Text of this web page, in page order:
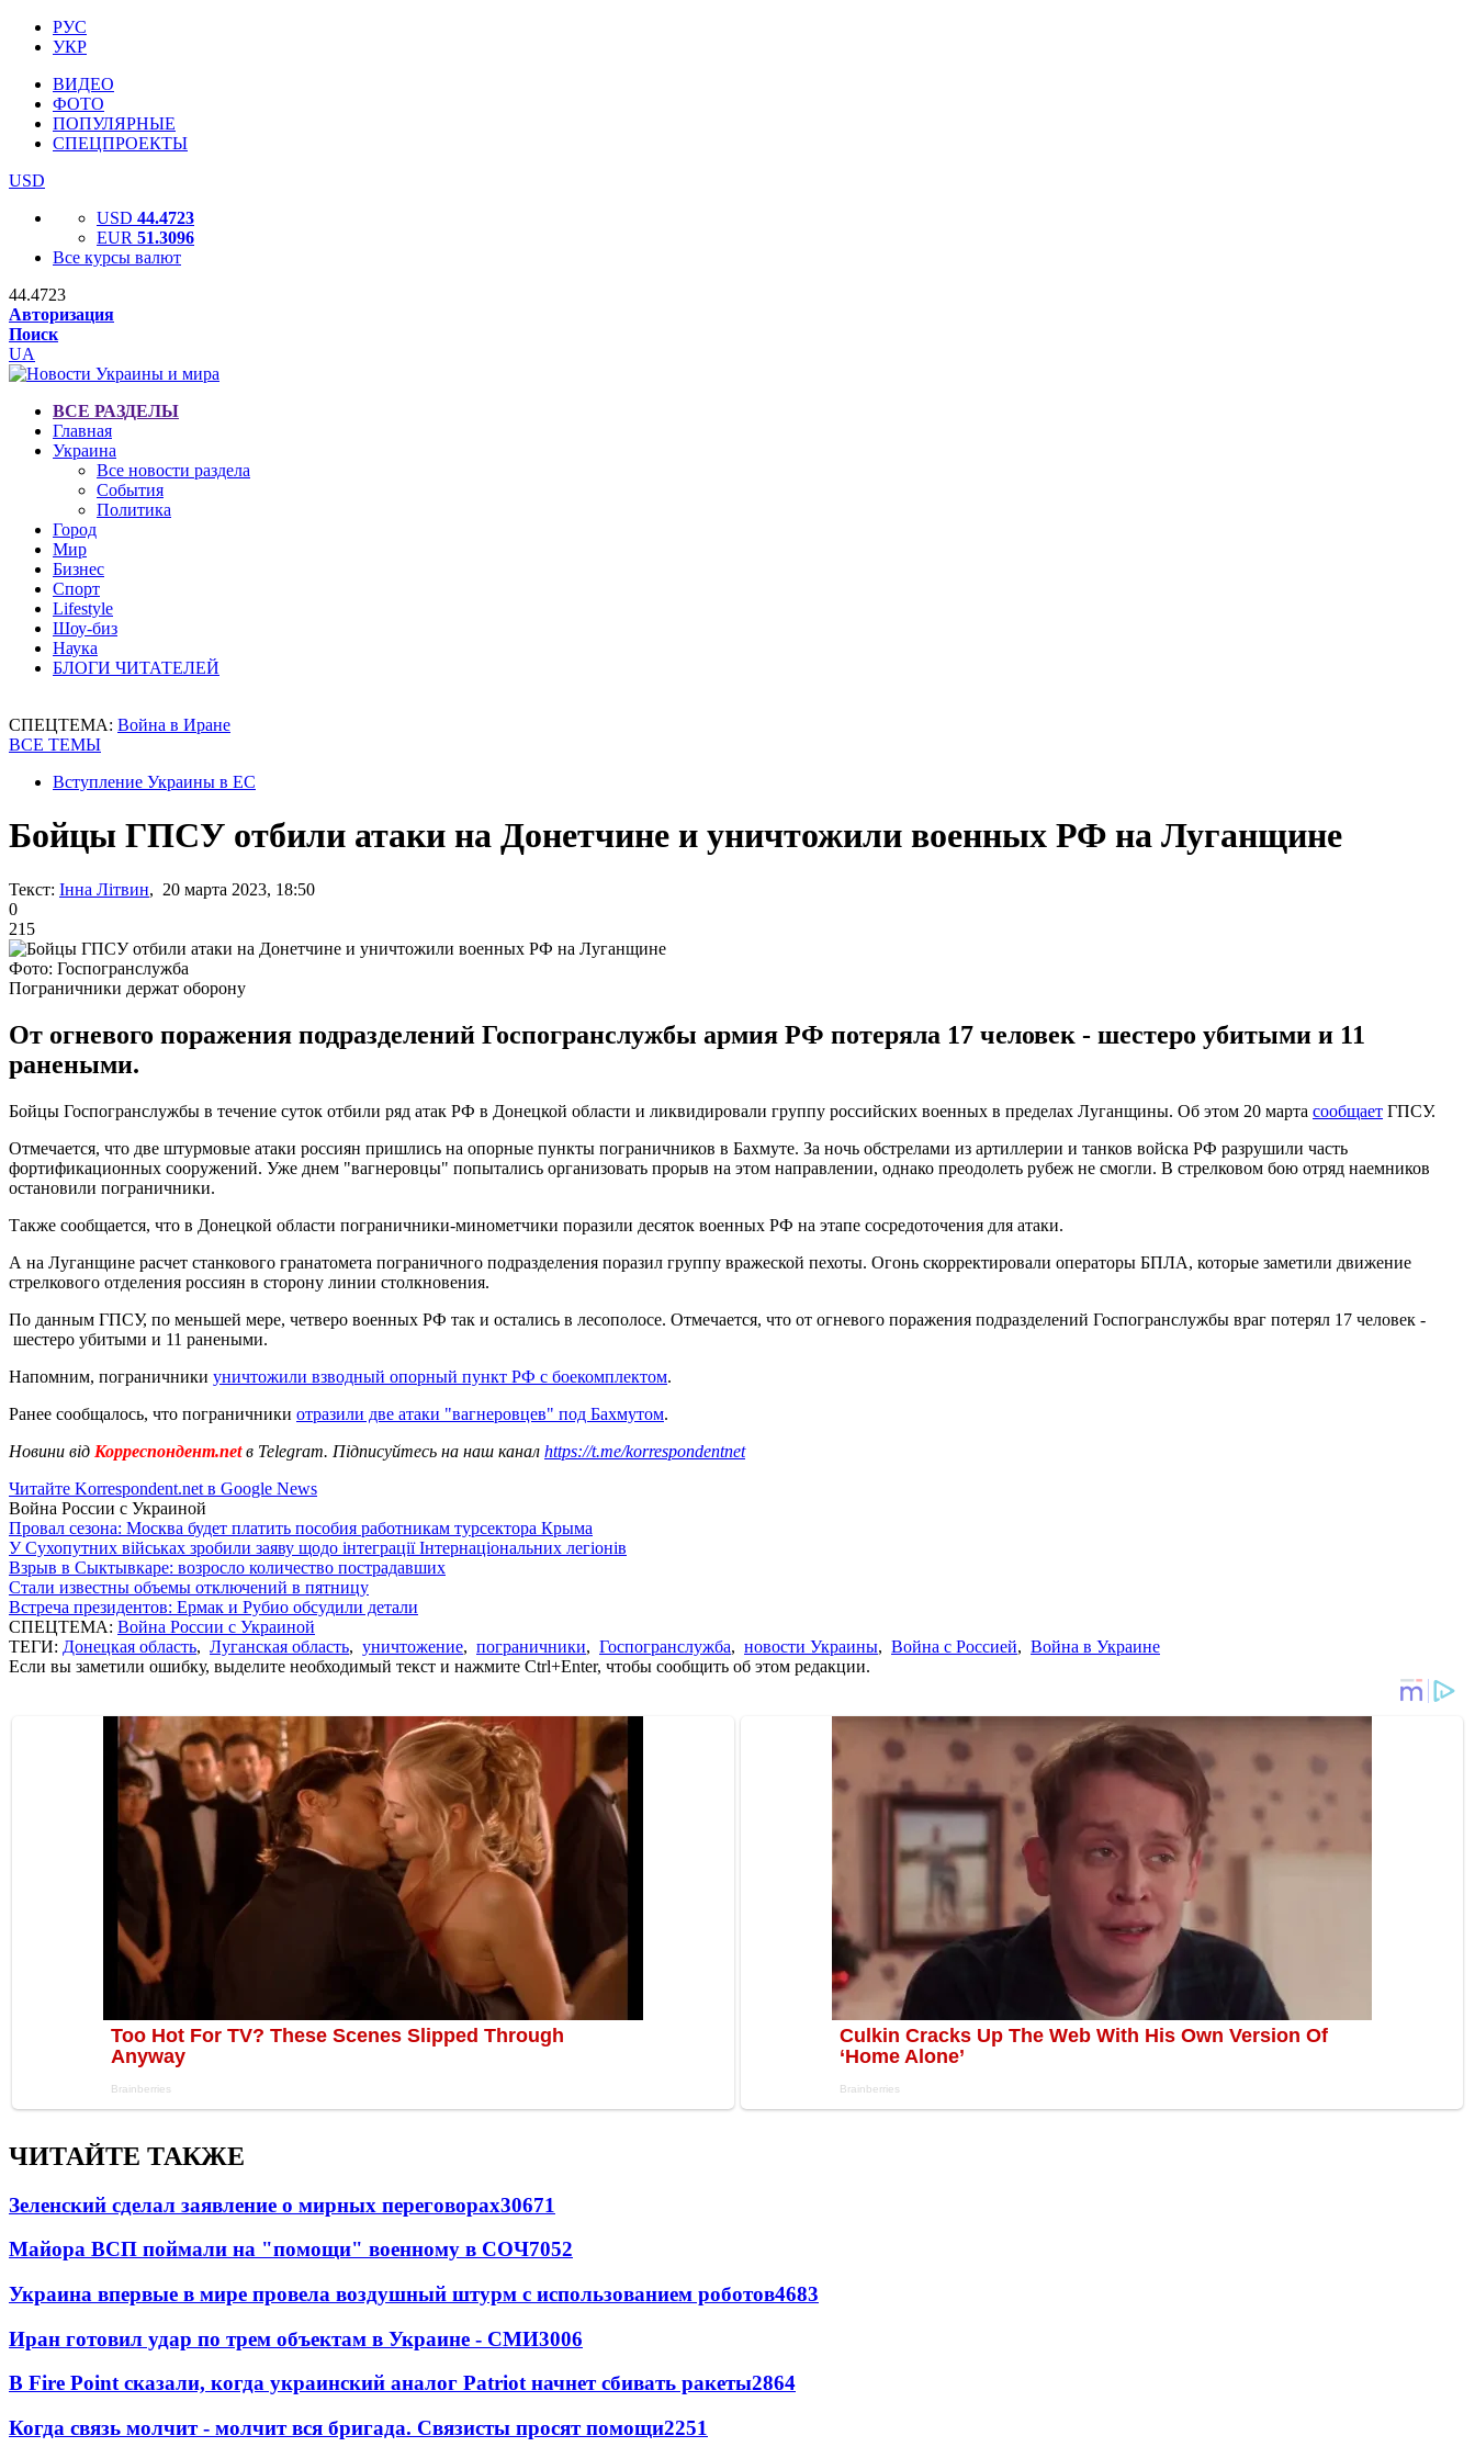
РУС
УКР
ВИДЕО
ФОТО
ПОПУЛЯРНЫЕ
СПЕЦПРОЕКТЫ
USD
USD 44.4723
EUR 51.3096
Все курсы валют
44.4723
Авторизация
Поиск
UA
ВСЕ РАЗДЕЛЫ
Главная
Украина
Все новости раздела
События
Политика
Город
Мир
Бизнес
Спорт
Lifestyle
Шоу-биз
Наука
БЛОГИ ЧИТАТЕЛЕЙ
СПЕЦТЕМА: Война в Иране
ВСЕ ТЕМЫ
Вступление Украины в ЕС
Бойцы ГПСУ отбили атаки на Донетчине и уничтожили военных РФ на Луганщине
Текст: Інна Літвин, 20 марта 2023, 18:50
0
215
Фото: Госпогранслужба
Пограничники держат оборону
От огневого поражения подразделений Госпогранслужбы армия РФ потеряла 17 человек - шестеро убитыми и 11
ранеными.
Бойцы Госпогранслужбы в течение суток отбили ряд атак РФ в Донецкой области и ликвидировали группу российских военных в пределах Луганщины. Об этом 20 марта сообщает ГПСУ.
Отмечается, что две штурмовые атаки россиян пришлись на опорные пункты пограничников в Бахмуте. За ночь обстрелами из артиллерии и танков войска РФ разрушили часть
фортификационных сооружений. Уже днем "вагнеровцы" попытались организовать прорыв на этом направлении, однако преодолеть рубеж не смогли. В стрелковом бою отряд наемников
остановили пограничники.
Также сообщается, что в Донецкой области пограничники-минометчики поразили десяток военных РФ на этапе сосредоточения для атаки.
А на Луганщине расчет станкового гранатомета пограничного подразделения поразил группу вражеской пехоты. Огонь скорректировали операторы БПЛА, которые заметили движение
стрелкового отделения россиян в сторону линии столкновения.
По данным ГПСУ, по меньшей мере, четверо военных РФ так и остались в лесополосе. Отмечается, что от огневого поражения подразделений Госпогранслужбы враг потерял 17 человек -
шестеро убитыми и 11 ранеными.
Напомним, пограничники уничтожили взводный опорный пункт РФ с боекомплектом.
Ранее сообщалось, что пограничники отразили две атаки "вагнеровцев" под Бахмутом.
Новини від Корреспондент.netв Telegram. Підписуйтесь на наш канал https://t.me/korrespondentnet
Читайте Korrespondent.net в Google News
Война России с Украиной
Провал сезона: Москва будет платить пособия работникам турсектора Крыма
У Сухопутних військах зробили заяву щодо інтеграції Інтернаціональних легіонів
Взрыв в Сыктывкаре: возросло количество пострадавших
Стали известны объемы отключений в пятницу
Встреча президентов: Ермак и Рубио обсудили детали
СПЕЦТЕМА: Война России с Украиной
ТЕГИ: Донецкая область, Луганская область, уничтожение, пограничники, Госпогранслужба, новости Украины, Война с Россией, Война в Украине
Если вы заметили ошибку, выделите необходимый текст и нажмите Ctrl+Enter, чтобы сообщить об этом редакции.
ЧИТАЙТЕ ТАКЖЕ
Зеленский сделал заявление о мирных переговорах30671
Майора ВСП поймали на "помощи" военному в СОЧ7052
Украина впервые в мире провела воздушный штурм с использованием роботов4683
Иран готовил удар по трем объектам в Украине - СМИ3006
В Fire Point сказали, когда украинский аналог Patriot начнет сбивать ракеты2864
Когда связь молчит - молчит вся бригада. Связисты просят помощи2251